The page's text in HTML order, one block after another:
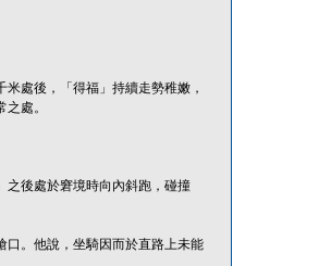
處後，「得福」持續走勢稚嫩，
處。
之後處於窘境時向內斜跑，碰撞
口。他說，坐騎因而於直路上未能